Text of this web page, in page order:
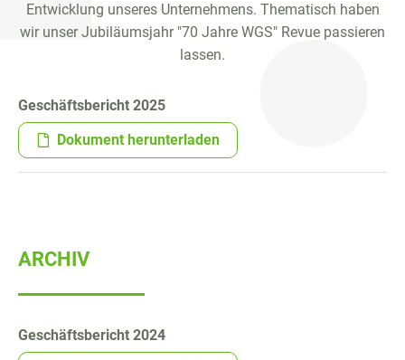
Entwicklung unseres Unternehmens. Thematisch haben
wir unser Jubiläumsjahr "70 Jahre WGS" Revue passieren
lassen.
Geschäftsbericht 2025
Dokument herunterladen
ARCHIV
Geschäftsbericht 2024